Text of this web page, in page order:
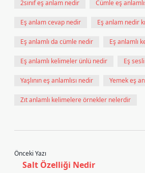
2sınıf eş anlam nedir Cümle eş
Eş anlam cevap nedir Eş anlam nedir
Eş anlamlı da cümle nedir Eş anlamlı
Eş anlamlı kelimeler ünlü nedir Eş
Yaşlının eş anlamlısı nedir Yemek eş
Zıt anlamlı kelimelere örnekler nelerdir
Önceki Yazı
Salt Özelliği Nedir